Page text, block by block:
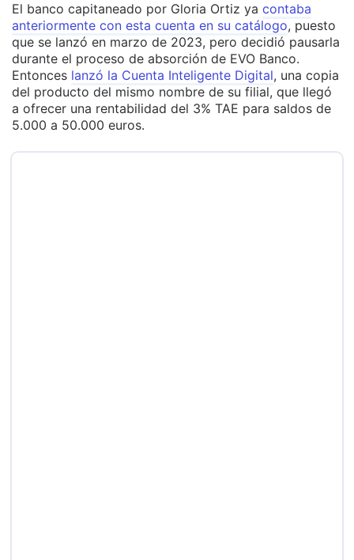
El banco capitaneado por Gloria Ortiz ya contaba
anteriormente con esta cuenta en su catálogo, puesto
que se lanzó en marzo de 2023, pero decidió pausarla
durante el proceso de absorción de EVO Banco.
Entonces lanzó la Cuenta Inteligente Digital, una copia
del producto del mismo nombre de su filial, que llegó
a ofrecer una rentabilidad del 3% TAE para saldos de
5.000 a 50.000 euros.